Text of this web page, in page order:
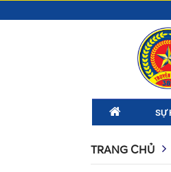
SỰ
TRANG CHỦ